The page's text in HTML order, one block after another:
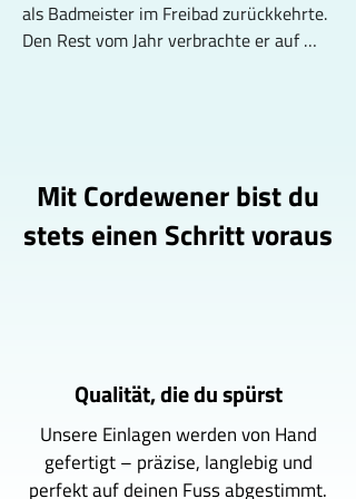
als Badmeister im Freibad zurückkehrte.
Den Rest vom Jahr verbrachte er auf
die Badehose an den Nagel hing. Bücher
des Schweizer Facharztes für
Allgemeinmedizin Dr. Christian Larsen
Menschen an Folgeerkrankungen leiden
und macht sich seither die Prävention
der Operation zum Ziel.
Mit Cordewener bist du
stets einen Schritt voraus
Qualität, die du spürst
Unsere Einlagen werden von Hand
gefertigt – präzise, langlebig und
perfekt auf deinen Fuss abgestimmt.